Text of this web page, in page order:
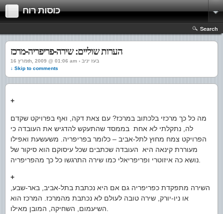
כוסות רוח
Search
הערות שוליים: שירה-פריפריה-מרכז
מרץ 16th, 2009 @ 01:06 am › בעז יניב
↓ Skip to comments
+
מה כל כך מרכזי בלכתוב במרכז? עם צאת דקה, ואף בפרויקט שקדם
לה, נתקלתי לא אחת בממסד שהתעקש להדגיש את העובדה כי
הפרויקט צמח מחוץ לתל-אביב – כלומר בפריפריה. משעשעת ואפילו
מעוררת קינאה היא העובדה שכתבים שכל עיסוקם הוא סיקור של
+
השירה מתפקדת כפריפריה גם אם היא נכתבת בתל-אביב, באר-שבע,
או ניו-יורק, שירה טובה לעולם לא נכתבת מהמרכז. המרכז הוא